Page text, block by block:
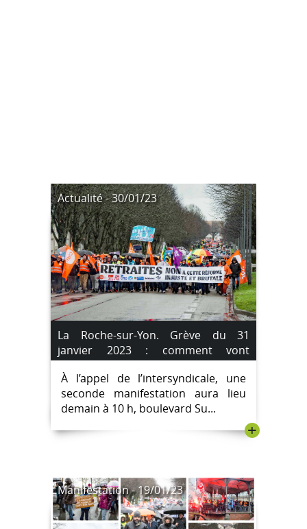
Actualité - 30/01/23
La Roche-sur-Yon. Grève du 31
janvier 2023 : comment vont
fonctionner les écoles et les bus ?
À l’appel de l’intersyndicale, une
seconde manifestation aura lieu
demain à 10 h, boulevard Su...
+
Manifestation - 19/01/23